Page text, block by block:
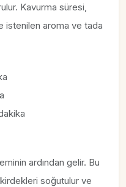
Kavurma süresi,
istenilen aroma ve tada
ardından gelir. Bu
soğutulur ve